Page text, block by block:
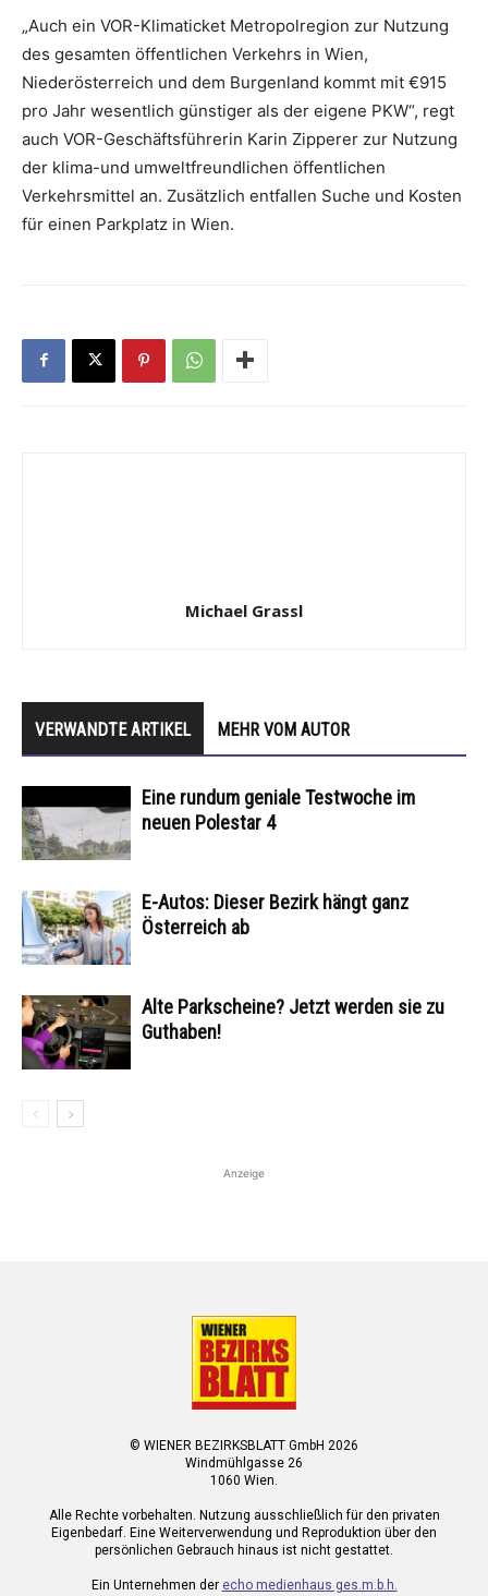
„Auch ein VOR-Klimaticket Metropolregion zur Nutzung
des gesamten öffentlichen Verkehrs in Wien,
Niederösterreich und dem Burgenland kommt mit €915
pro Jahr wesentlich günstiger als der eigene PKW“, regt
auch VOR-Geschäftsführerin Karin Zipperer zur Nutzung
der klima-und umweltfreundlichen öffentlichen
Verkehrsmittel an. Zusätzlich entfallen Suche und Kosten
für einen Parkplatz in Wien.
Michael Grassl
VERWANDTE ARTIKEL MEHR VOM AUTOR
Eine rundum geniale Testwoche im
neuen Polestar 4
E-Autos: Dieser Bezirk hängt ganz
Österreich ab
Alte Parkscheine? Jetzt werden sie zu
Guthaben!
Anzeige
© WIENER BEZIRKSBLATT GmbH 2026
Windmühlgasse 26
1060 Wien.
Alle Rechte vorbehalten. Nutzung ausschließlich für den privaten
Eigenbedarf. Eine Weiterverwendung und Reproduktion über den
persönlichen Gebrauch hinaus ist nicht gestattet.
Ein Unternehmen der echo medienhaus ges.m.b.h.